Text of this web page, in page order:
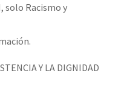
solo Racismo y
Y LA DIGNIDAD